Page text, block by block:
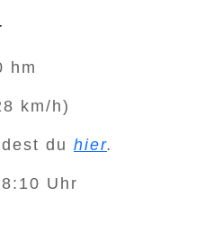
hm
km/h)
du hier.
Uhr